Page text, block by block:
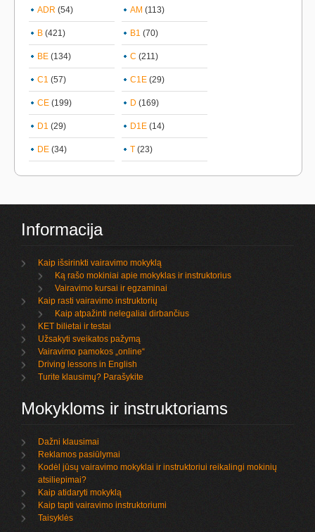
ADR (54) AM (113)
B (421) B1 (70)
BE (134) C (211)
C1 (57) C1E (29)
CE (199) D (169)
D1 (29) D1E (14)
DE (34) T (23)
Informacija
Kaip išsirinkti vairavimo mokyklą
Ką rašo mokiniai apie mokyklas ir instruktorius
Vairavimo kursai ir egzaminai
Kaip rasti vairavimo instruktorių
Kaip atpažinti nelegaliai dirbančius
KET bilietai ir testai
Užsakyti sveikatos pažymą
Vairavimo pamokos „online“
Driving lessons in English
Turite klausimų? Parašykite
Mokykloms ir instruktoriams
Dažni klausimai
Reklamos pasiūlymai
Kodėl jūsų vairavimo mokyklai ir instruktoriui reikalingi mokinių
atsiliepimai?
Kaip atidaryti mokyklą
Kaip tapti vairavimo instruktoriumi
Taisyklės